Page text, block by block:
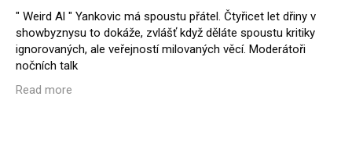
" Weird Al " Yankovic má spoustu přátel. Čtyřicet let dřiny v
showbyznysu to dokáže, zvlášť když děláte spoustu kritiky
ignorovaných, ale veřejností milovaných věcí. Moderátoři
nočních talk
Read more